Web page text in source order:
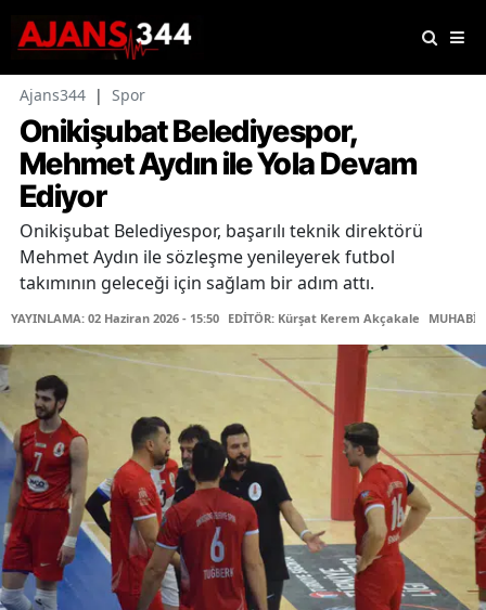
Ajans344 | Spor
Onikişubat Belediyespor,
Mehmet Aydın ile Yola Devam
Ediyor
Onikişubat Belediyespor, başarılı teknik direktörü
Mehmet Aydın ile sözleşme yenileyerek futbol
takımının geleceği için sağlam bir adım attı.
YAYINLAMA: 02 Haziran 2026 - 15:50 EDİTÖR: Kürşat Kerem Akçakale